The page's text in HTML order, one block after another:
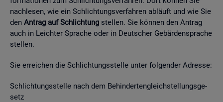
nach­le­sen, wie ein Schlich­tungs­ver­fah­ren ab­läuft und wie Sie
den An­trag auf Schlich­tung stel­len. Sie kön­nen den An­trag
auch in Leich­ter Spra­che oder in Deut­scher Ge­bär­den­spra­che
stel­len.
Sie er­rei­chen die Schlich­tungs­stel­le unter fol­gen­der Adres­se:
Schlich­tungs­stel­le nach dem Be­hin­der­ten­gleich­stel­lungs­ge­
setz